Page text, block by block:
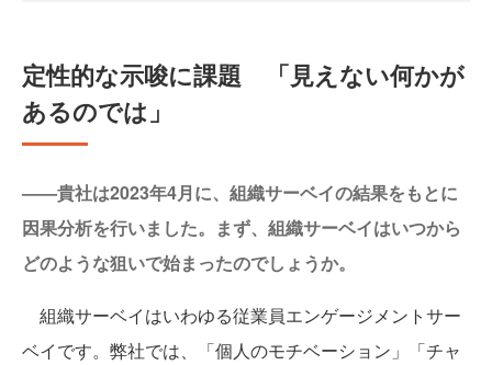
定性的な示唆に課題 「見えない何かが
あるのでは」
——貴社は2023年4月に、組織サーベイの結果をもとに
因果分析を行いました。まず、組織サーベイはいつから
どのような狙いで始まったのでしょうか。
組織サーベイはいわゆる従業員エンゲージメントサー
ベイです。弊社では、「個人のモチベーション」「チャ